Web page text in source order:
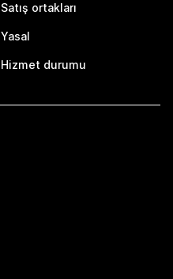
Satış ortakları
Yasal
Hizmet durumu